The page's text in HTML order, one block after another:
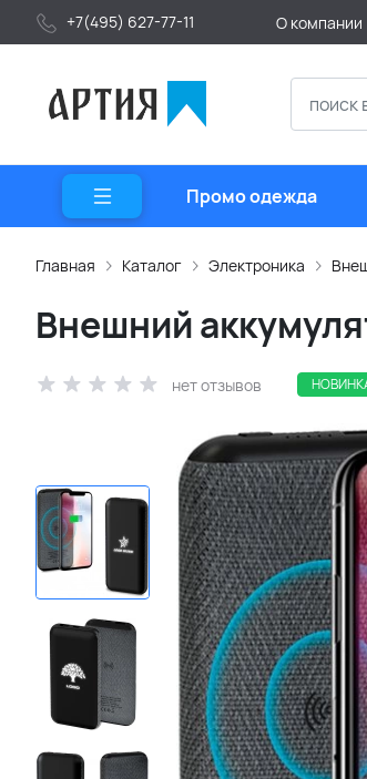
+7(495) 627-77-11 О компании
Промо одежда
Главная Каталог Электроника
Внешний
нет отзывов